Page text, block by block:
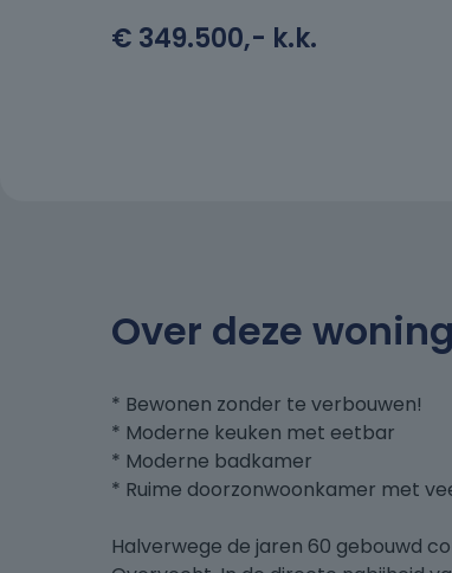
€ 349.500,- k.k.
Over deze woning
* Bewonen zonder te verbouwen!
* Moderne keuken met eetbar
* Moderne badkamer
* Ruime doorzonwoonkamer met
Halverwege de jaren 60 gebouwd